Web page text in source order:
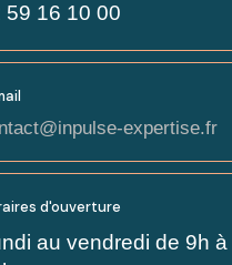
59 16 10 00
expertise.fr
d'ouverture
au vendredi de 9h à